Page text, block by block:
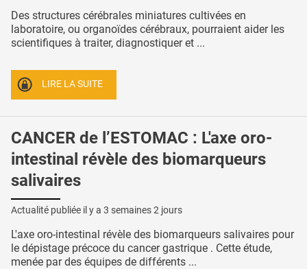
Des structures cérébrales miniatures cultivées en
laboratoire, ou organoïdes cérébraux, pourraient aider les
scientifiques à traiter, diagnostiquer et ...
LIRE LA SUITE
CANCER de l’ESTOMAC : L'axe oro-
intestinal révèle des biomarqueurs
salivaires
Actualité publiée il y a 3 semaines 2 jours
L'axe oro-intestinal révèle des biomarqueurs salivaires pour
le dépistage précoce du cancer gastrique . Cette étude,
menée par des équipes de différents ...